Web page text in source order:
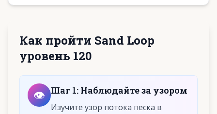
Как пройти Sand Loop
уровень 120
👁️ Шаг 1: Наблюдайте за узором
Изучите узор потока песка в